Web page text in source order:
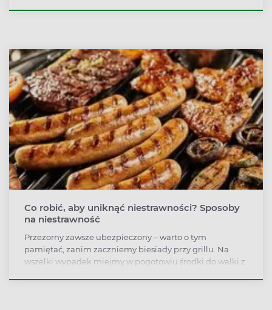
Co robić, aby uniknąć niestrawności? Sposoby
na niestrawność
Przezorny zawsze ubezpieczony – warto o tym
pamiętać, zanim zaczniemy biesiady przy grillu. Na
wszelki wypadek miejmy w pogotowiu środki do walki z